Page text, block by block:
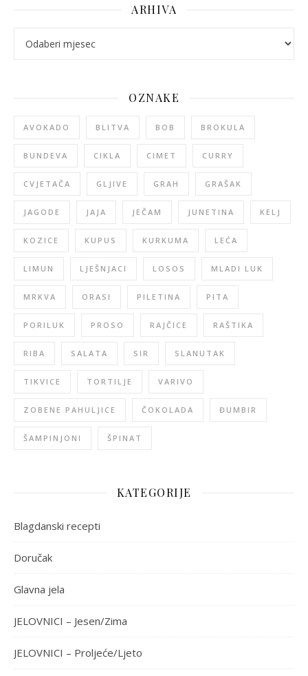
ARHIVA
OZNAKE
AVOKADO BLITVA BOB BROKULA
BUNDEVA CIKLA CIMET CURRY
CVJETAČA GLJIVE GRAH GRAŠAK
JAGODE JAJA JEČAM JUNETINA KELJ
KOZICE KUPUS KURKUMA LEĆA
LIMUN LJEŠNJACI LOSOS MLADI LUK
MRKVA ORASI PILETINA PITA
PORILUK PROSO RAJČICE RAŠTIKA
RIBA SALATA SIR SLANUTAK
TIKVICE TORTILJE VARIVO
ZOBENE PAHULJICE ČOKOLADA ĐUMBIR
ŠAMPINJONI ŠPINAT
KATEGORIJE
Blagdanski recepti
Doručak
Glavna jela
JELOVNICI – Jesen/Zima
JELOVNICI – Proljeće/Ljeto